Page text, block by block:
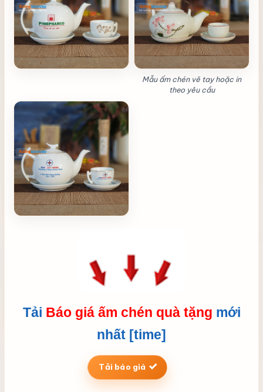
Mẫu ấm chén vẽ tay hoặc in
theo yêu cầu
Tải Báo giá ấm chén quà tặng mới
nhất [time]
Tải báo giá